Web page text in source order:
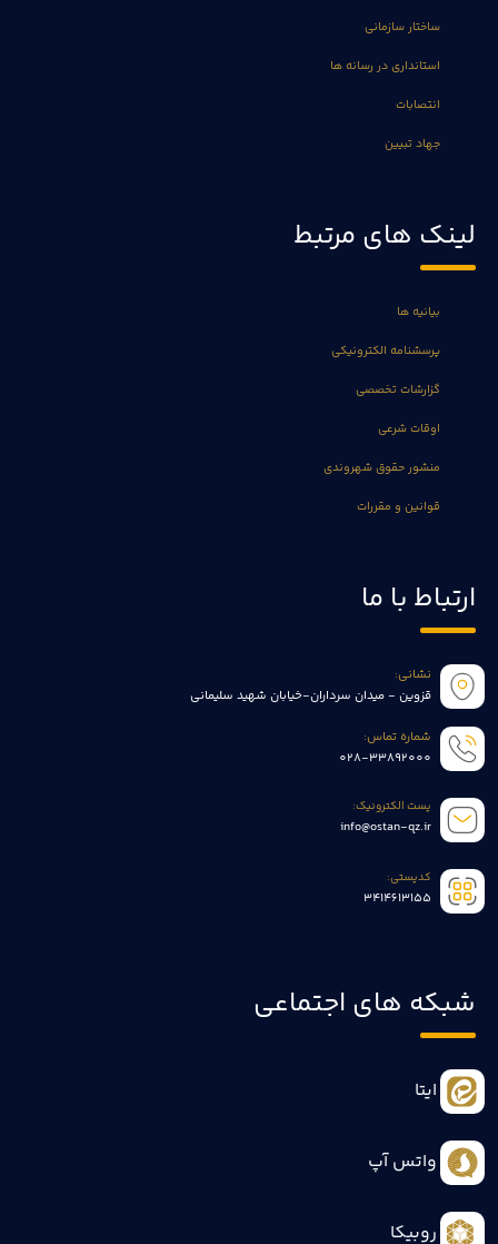
ساختار سازمانی
استانداری در رسانه ها
انتصابات
جهاد تبیین
لینک های مرتبط
بیانیه ها
پرسشنامه الکترونیکی
گزارشات تخصصی
اوقات شرعی
منشور حقوق شهروندی
قوانین و مقررات
ارتباط با ما
نشانی:
قزوین - میدان سرداران-خیابان شهید سلیمانی
شماره تماس:
028-33892000
پست الکترونیک:
info@ostan-qz.ir
کدپستی:
3414613155
شبکه های اجتماعی
ایتا
واتس آپ
روبیکا